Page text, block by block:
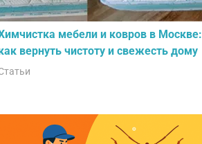
мебели и ковров в Москве:
вернуть чистоту и свежесть дому